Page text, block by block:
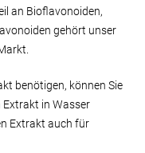
an Bioflavonoiden,
gehört unser
benötigen, können Sie
in Wasser
Extrakt auch für